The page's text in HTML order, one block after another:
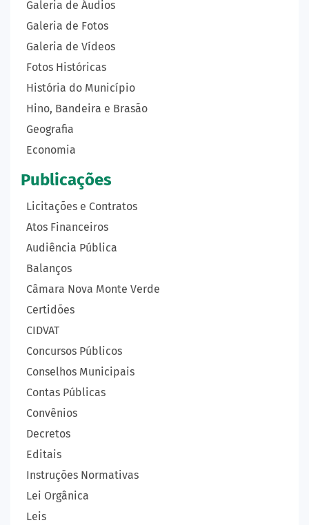
Galeria de Áudios
Galeria de Fotos
Galeria de Vídeos
Fotos Históricas
História do Município
Hino, Bandeira e Brasão
Geografia
Economia
Publicações
Licitações e Contratos
Atos Financeiros
Audiência Pública
Balanços
Câmara Nova Monte Verde
Certidões
CIDVAT
Concursos Públicos
Conselhos Municipais
Contas Públicas
Convênios
Decretos
Editais
Instruções Normativas
Lei Orgânica
Leis